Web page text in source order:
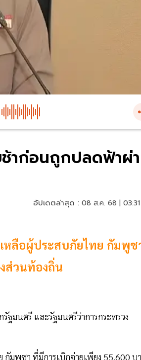
าก่อนถูกปลดฟ้าผ่า
อัปเดตล่าสุด : 08 ส.ค. 68 |
หลือผู้ประสบภัยไทย กัมพูช
ส่วนท้องถิ่น
ฐมนตรี และรัฐมนตรีว่าการกระทรวง
มพูชา ที่มีการเบิกจ่ายเพียง 55,600 บ